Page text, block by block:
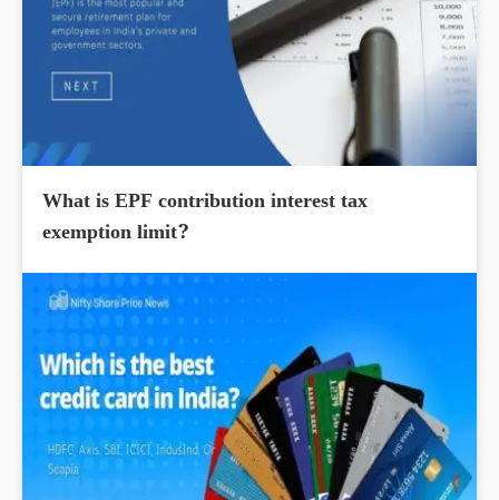
What is EPF contribution interest tax
exemption limit?